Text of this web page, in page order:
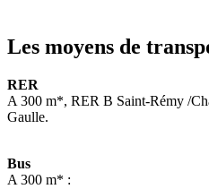
Les moyens de
RER
A 300 m*, RER B Saint-Rémy /
Gaulle.
Bus
A 300 m* :